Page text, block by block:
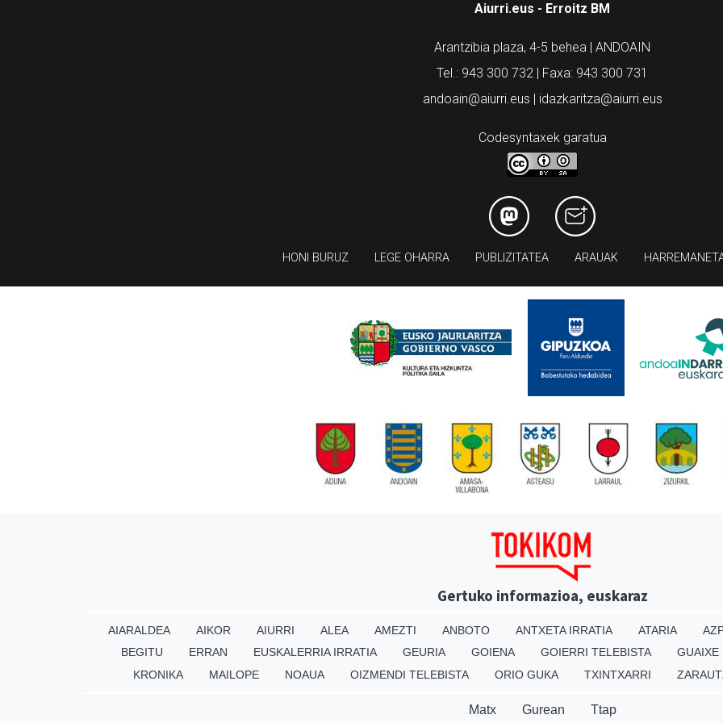
Aiurri.eus - Erroitz BM
Arantzibia plaza, 4-5 behea | ANDOAIN
Tel.: 943 300 732 | Faxa: 943 300 731
andoain@aiurri.eus | idazkaritza@aiurri.eus
Codesyntaxek garatua
HONI BURUZ LEGE OHARRA PUBLIZITATEA ARAUAK
Gertuko informazioa, euskaraz
AIARALDEA AIKOR AIURRI ALEA AMEZTI ANBOTO ANTXETA IRRATIA ATARIA
BEGITU
ERRAN EUSKALERRIA IRRATIA GEURIA GOIENA GOIERRI TELEBISTA GUAIXE
KRONIKA
MAILOPE NOAUA OIZMENDI TELEBISTA ORIO GUKA TXINTXARRI
Matx Gurean Ttap